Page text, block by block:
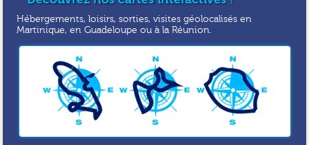
Hébergements, loisirs, sorties, visites géolocalisés en
Martinique, en Guadeloupe ou à la Réunion.